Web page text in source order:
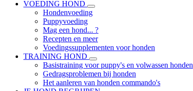
VOEDING HOND
Hondenvoeding
Puppyvoeding
Mag een hond... ?
Recepten en meer
Voedingssupplementen voor honden
TRAINING HOND
Basistraining voor puppy's en volwassen honden
Gedragsproblemen bij honden
Het aanleren van honden commando's